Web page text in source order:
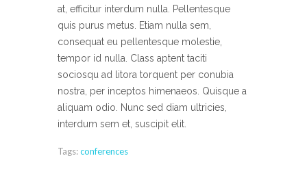
at, efficitur interdum nulla. Pellentesque
quis purus metus. Etiam nulla sem,
consequat eu pellentesque molestie,
tempor id nulla. Class aptent taciti
sociosqu ad litora torquent per conubia
nostra, per inceptos himenaeos. Quisque a
aliquam odio. Nunc sed diam ultricies,
interdum sem et, suscipit elit.
Tags:conferences